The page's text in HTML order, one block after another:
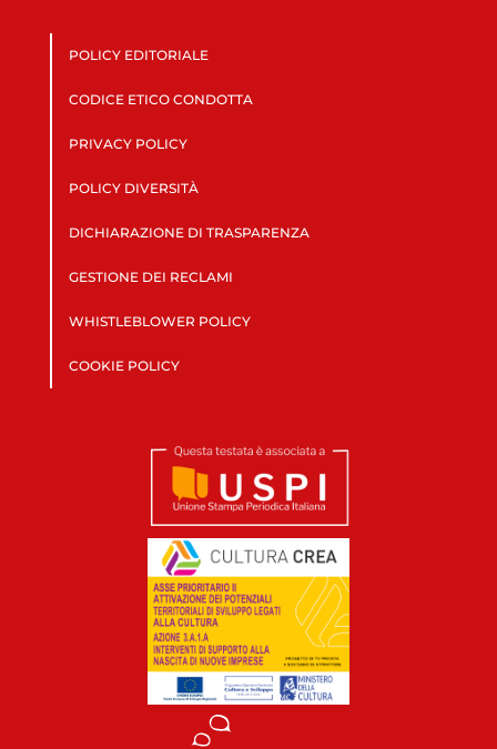
POLICY EDITORIALE
CODICE ETICO CONDOTTA
PRIVACY POLICY
POLICY DIVERSITÀ
DICHIARAZIONE DI TRASPARENZA
GESTIONE DEI RECLAMI
WHISTLEBLOWER POLICY
COOKIE POLICY